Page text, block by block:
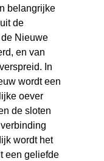
belangrijke
de
Nieuwe
en van
In
wordt een
oever
de sloten
wordt het
een geliefde